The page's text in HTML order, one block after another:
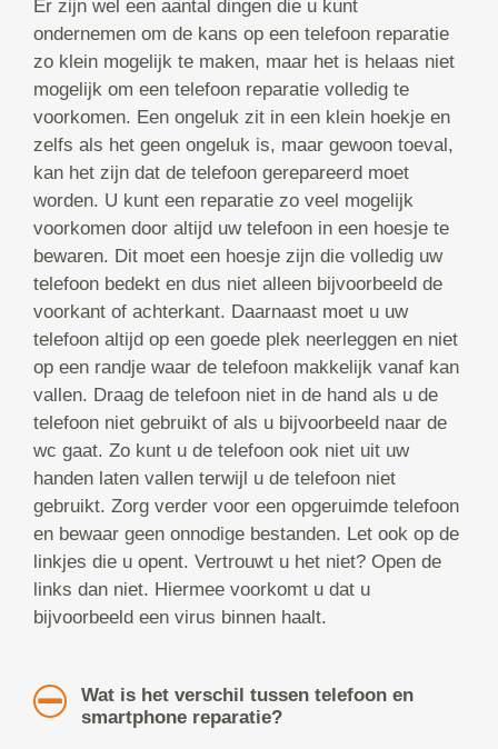
Er zijn wel een aantal dingen die u kunt
ondernemen om de kans op een telefoon reparatie
zo klein mogelijk te maken, maar het is helaas niet
mogelijk om een telefoon reparatie volledig te
voorkomen. Een ongeluk zit in een klein hoekje en
zelfs als het geen ongeluk is, maar gewoon toeval,
kan het zijn dat de telefoon gerepareerd moet
worden. U kunt een reparatie zo veel mogelijk
voorkomen door altijd uw telefoon in een hoesje te
bewaren. Dit moet een hoesje zijn die volledig uw
telefoon bedekt en dus niet alleen bijvoorbeeld de
voorkant of achterkant. Daarnaast moet u uw
telefoon altijd op een goede plek neerleggen en niet
op een randje waar de telefoon makkelijk vanaf kan
vallen. Draag de telefoon niet in de hand als u de
telefoon niet gebruikt of als u bijvoorbeeld naar de
wc gaat. Zo kunt u de telefoon ook niet uit uw
handen laten vallen terwijl u de telefoon niet
gebruikt. Zorg verder voor een opgeruimde telefoon
en bewaar geen onnodige bestanden. Let ook op de
linkjes die u opent. Vertrouwt u het niet? Open de
links dan niet. Hiermee voorkomt u dat u
bijvoorbeeld een virus binnen haalt.
Wat is het verschil tussen telefoon en
smartphone reparatie?